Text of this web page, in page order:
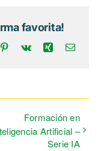
favorita!
Pinterest
Vk XingCorreo
Formación en
Artificial –
Serie IA